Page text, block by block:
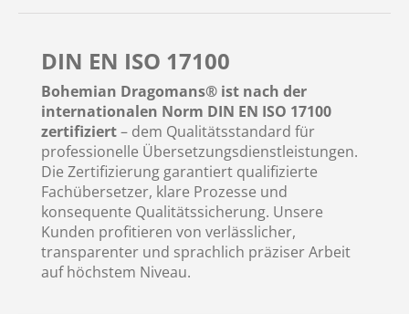
DIN EN ISO 17100
Bohemian Dragomans® ist nach der
internationalen Norm DIN EN ISO 17100
zertifiziert– dem Qualitätsstandard für
professionelle Übersetzungsdienstleistungen.
Die Zertifizierung garantiert qualifizierte
Fachübersetzer, klare Prozesse und
konsequente Qualitätssicherung. Unsere
Kunden profitieren von verlässlicher,
transparenter und sprachlich präziser Arbeit
auf höchstem Niveau.